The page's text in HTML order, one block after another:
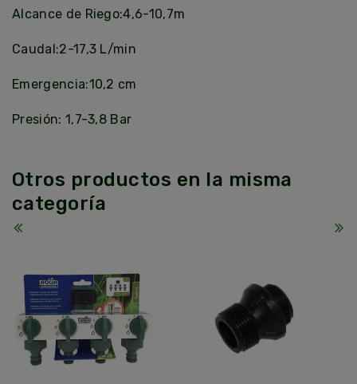
Alcance de Riego:4,6-10,7m
Caudal:2-17,3 L/min
Emergencia:10,2 cm
Presión: 1,7-3,8 Bar
Otros productos en la misma
categoría